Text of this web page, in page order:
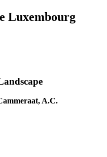
Luxembourg
A.C.